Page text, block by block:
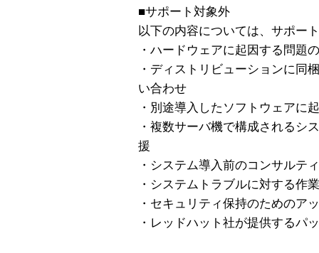
■サポート対象外
以下の内容については、サポー
・ハードウェアに起因する問題
・ディストリビューションに同
い合わせ
・別途導入したソフトウェアに
・複数サーバ機で構成されるシ
援
・システム導入前のコンサルテ
・システムトラブルに対する作
・セキュリティ保持のためのア
・レッドハット社が提供するパ